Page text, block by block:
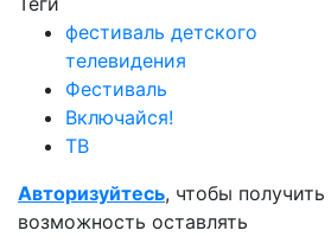
фестиваль детского
телевидения
Фестиваль
Включайся!
ТВ
Авторизуйтесь, чтобы получить
возможность оставлять